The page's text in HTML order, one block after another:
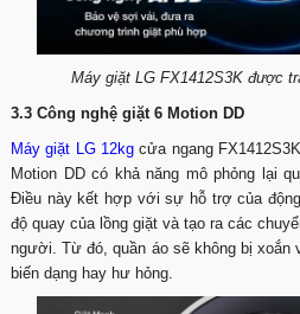
Máy giặt LG FX1412S3K được
3.3 Công nghệ giặt 6 Motion DD
Máy giặt LG 12kgcửa ngang
Motion DD có khả năng mô phỏng lại
Điều này kết hợp với sự hỗ trợ của
độ quay của lồng giặt và tạo ra các
người. Từ đó, quần áo sẽ không bị xoắn
biến dạng hay hư hỏng.